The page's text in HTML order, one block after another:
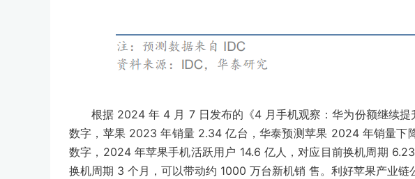
根据 2024 年 4 月 7 日发布的《4 月手机观察：华为份额继续
数字，苹果 2023 年销量 2.34 亿台，华泰预测苹果 2024 年销量下
数字，2024 年苹果手机活跃用户 14.6 亿人，对应目前换机周期
换机周期 3 个月，可以带动约 1000 万台新机销 售。利好苹果产业链